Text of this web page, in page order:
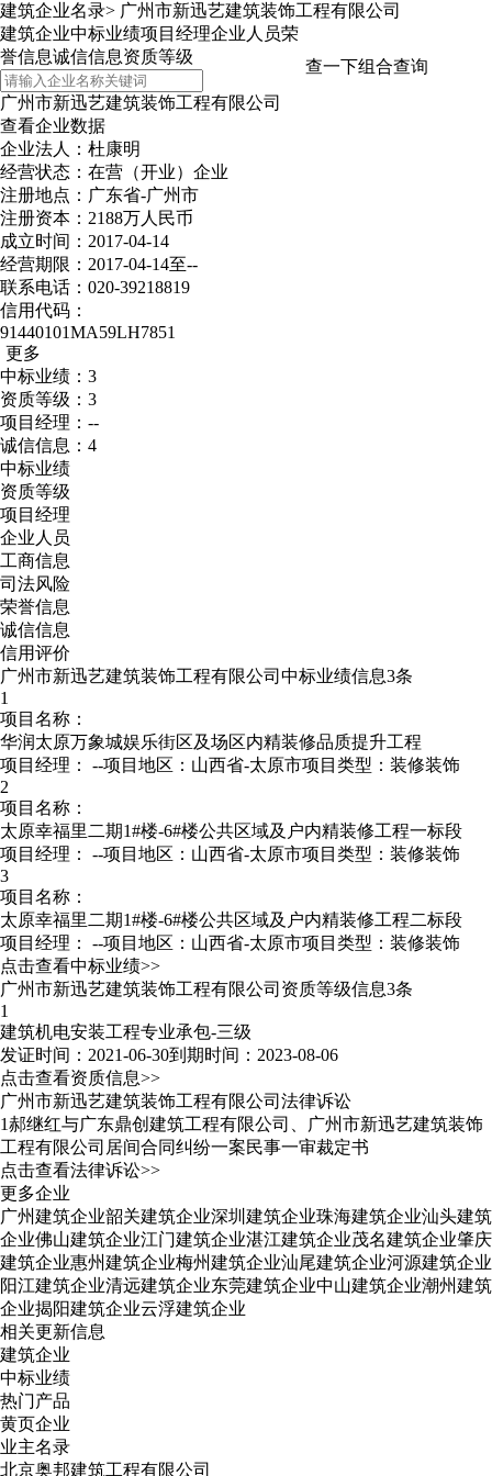
建筑企业名录> 广州市新迅艺建筑装饰工程有限公司
建筑企业中标业绩项目经理企业人员荣
誉信息诚信信息资质等级 查一下组合查询
广州市新迅艺建筑装饰工程有限公司
查看企业数据
企业法人：杜康明
经营状态：在营（开业）企业
注册地点：广东省-广州市
注册资本：2188万人民币
成立时间：2017-04-14
经营期限：2017-04-14至--
联系电话：020-39218819
信用代码：
91440101MA59LH7851
更多
中标业绩：3
资质等级：3
项目经理：--
诚信信息：4
中标业绩
资质等级
项目经理
企业人员
工商信息
司法风险
荣誉信息
诚信信息
信用评价
广州市新迅艺建筑装饰工程有限公司中标业绩信息3条
1
项目名称：
华润太原万象城娱乐街区及场区内精装修品质提升工程
项目经理： --项目地区：山西省-太原市项目类型：装修装饰
2
项目名称：
太原幸福里二期1#楼-6#楼公共区域及户内精装修工程一标段
项目经理： --项目地区：山西省-太原市项目类型：装修装饰
3
项目名称：
太原幸福里二期1#楼-6#楼公共区域及户内精装修工程二标段
项目经理： --项目地区：山西省-太原市项目类型：装修装饰
点击查看中标业绩>>
广州市新迅艺建筑装饰工程有限公司资质等级信息3条
1
建筑机电安装工程专业承包-三级
发证时间：2021-06-30到期时间：2023-08-06
点击查看资质信息>>
广州市新迅艺建筑装饰工程有限公司法律诉讼
1郝继红与广东鼎创建筑工程有限公司、广州市新迅艺建筑装饰
工程有限公司居间合同纠纷一案民事一审裁定书
点击查看法律诉讼>>
更多企业
广州建筑企业韶关建筑企业深圳建筑企业珠海建筑企业汕头建筑
企业佛山建筑企业江门建筑企业湛江建筑企业茂名建筑企业肇庆
建筑企业惠州建筑企业梅州建筑企业汕尾建筑企业河源建筑企业
阳江建筑企业清远建筑企业东莞建筑企业中山建筑企业潮州建筑
企业揭阳建筑企业云浮建筑企业
相关更新信息
建筑企业
中标业绩
热门产品
黄页企业
业主名录
北京奥邦建筑工程有限公司